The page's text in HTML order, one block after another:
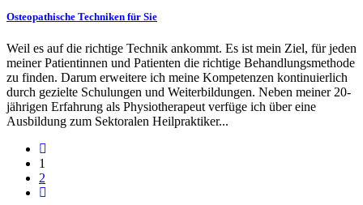
Osteopathische Techniken für Sie
Weil es auf die richtige Technik ankommt. Es ist mein Ziel, für jeden
meiner Patientinnen und Patienten die richtige Behandlungsmethode
zu finden. Darum erweitere ich meine Kompetenzen kontinuierlich
durch gezielte Schulungen und Weiterbildungen. Neben meiner 20-
jährigen Erfahrung als Physiotherapeut verfüge ich über eine
Ausbildung zum Sektoralen Heilpraktiker...
1
2